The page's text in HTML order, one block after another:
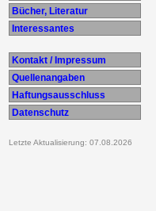
Bücher, Literatur
Interessantes
Kontakt / Impressum
Quellenangaben
Haftungsausschluss
Datenschutz
Letzte Aktualisierung: 07.08.2026